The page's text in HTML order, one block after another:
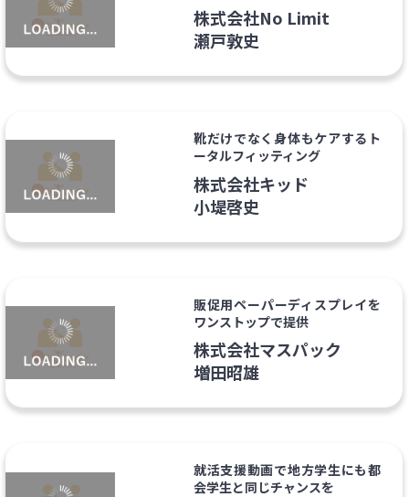
株式会社No Limit
瀬戸敦史
靴だけでなく身体もケアするト
ータルフィッティング
株式会社キッド
小堤啓史
販促用ペーパーディスプレイを
ワンストップで提供
株式会社マスパック
増田昭雄
就活支援動画で地方学生にも都
会学生と同じチャンスを